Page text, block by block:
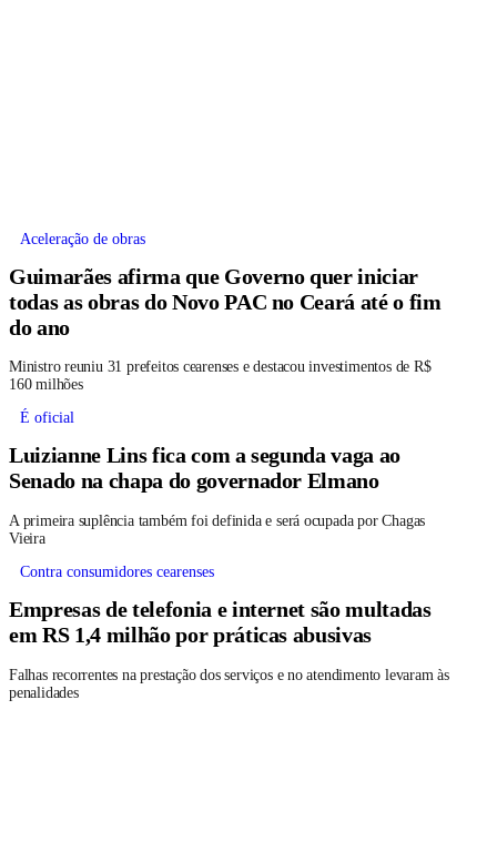
Aceleração de obras
Guimarães afirma que Governo quer iniciar
todas as obras do Novo PAC no Ceará até o fim
do ano
Ministro reuniu 31 prefeitos cearenses e destacou investimentos de R$
160 milhões
É oficial
Luizianne Lins fica com a segunda vaga ao
Senado na chapa do governador Elmano
A primeira suplência também foi definida e será ocupada por Chagas
Vieira
Contra consumidores cearenses
Empresas de telefonia e internet são multadas
em RS 1,4 milhão por práticas abusivas
Falhas recorrentes na prestação dos serviços e no atendimento levaram às
penalidades